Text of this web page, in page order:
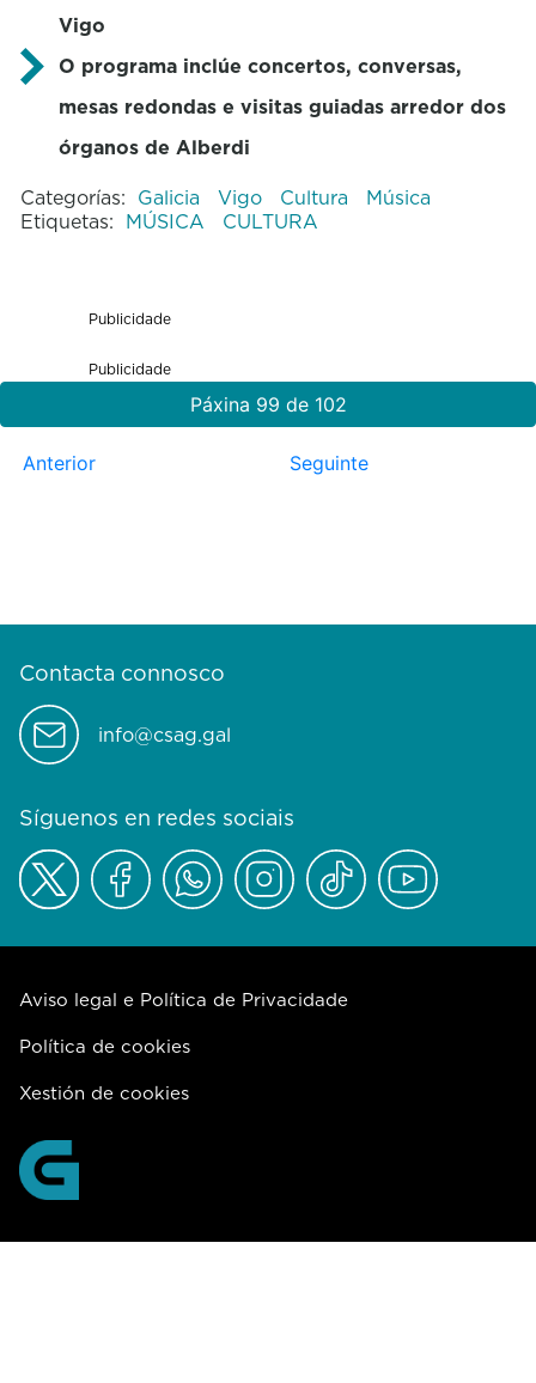
Vigo
O programa inclúe concertos, conversas,
mesas redondas e visitas guiadas arredor dos
órganos de Alberdi
Categorías: Galicia Vigo Cultura
Música
Etiquetas: MÚSICA CULTURA
Publicidade
Publicidade
Páxina 99 de 102
Anterior Seguinte
Contacta connosco
info@csag.gal
Síguenos en redes sociais
Aviso legal e Política de Privacidade
Política de cookies
Xestión de cookies